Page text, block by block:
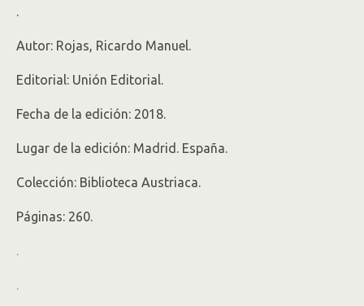
.
Autor: Rojas, Ricardo Manuel.
Editorial: Unión Editorial.
Fecha de la edición: 2018.
Lugar de la edición: Madrid. España.
Colección: Biblioteca Austriaca.
Páginas: 260.
.
.